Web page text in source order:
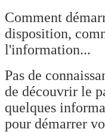
Comment
disposition,
l'information...
Pas de
de découvrir le
quelques
pour démarrer